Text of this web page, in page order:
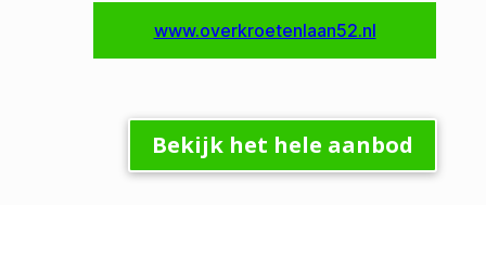
Bekijk het hele aanbod